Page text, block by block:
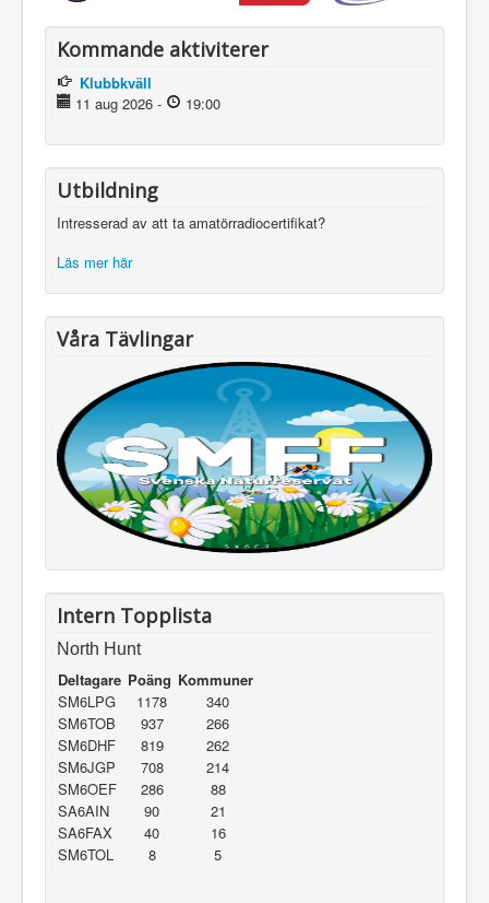
Kommande aktiviterer
Klubbkväll
11 aug 2026 - 19:00
Utbildning
Intresserad av att ta amatörradiocertifikat?
Läs mer här
Våra Tävlingar
Intern Topplista
North Hunt
Deltagare Poäng Kommuner
SM6LPG
1178
340
SM6TOB
937
266
SM6DHF
819
262
SM6JGP
708
214
SM6OEF
286
88
SA6AIN
90
21
SA6FAX
40
16
SM6TOL
8 5